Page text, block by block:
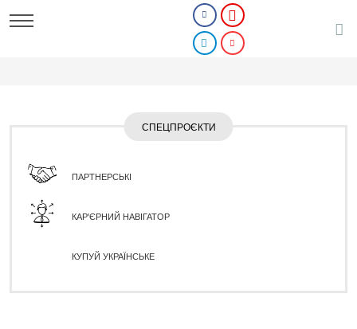
СПЕЦПРОЄКТИ
ПАРТНЕРСЬКІ
КАР'ЄРНИЙ НАВІГАТОР
КУПУЙ УКРАЇНСЬКЕ